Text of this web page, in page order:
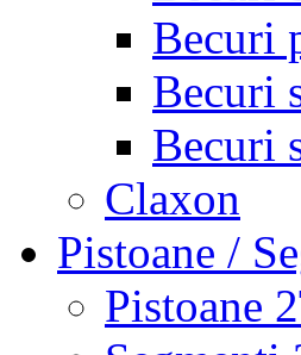
Becuri
Becuri
Becuri
Claxon
Pistoane /
Pistoane